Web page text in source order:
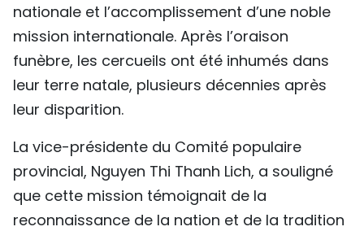
nationale et l’accomplissement d’une noble
mission internationale. Après l’oraison
funèbre, les cercueils ont été inhumés dans
leur terre natale, plusieurs décennies après
leur disparition.
​La vice-présidente du Comité populaire
provincial, Nguyen Thi Thanh Lich, a souligné
que cette mission témoignait de la
reconnaissance de la nation et de la tradition